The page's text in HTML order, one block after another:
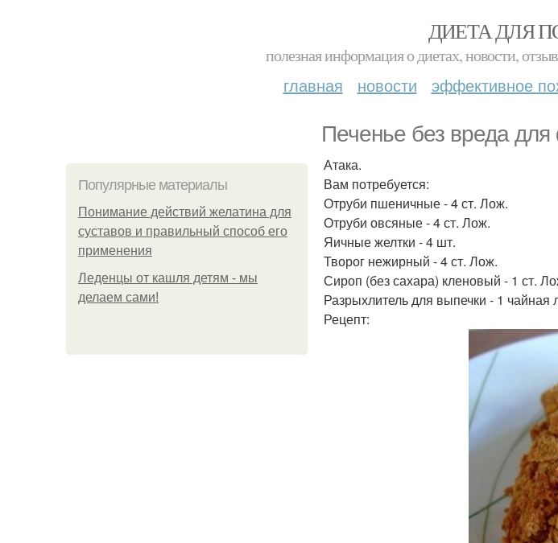
ДИЕТА ДЛЯ
полезная информация о диетах, новости,
главная новости эффективное
Печенье без вреда
Популярные материалы
Понимание действий желатина для
суставов и правильный способ его
применения
Леденцы от кашля детям - мы
делаем сами!
Атака.
Вам потребуется:
Отруби пшеничные - 4 ст. Лож.
Отруби овсяные - 4 ст. Лож.
Яичные желтки - 4 шт.
Творог нежирный - 4 ст. Лож.
Сироп (без сахара) кленовый - 1 ст.
Разрыхлитель для выпечки - 1 чайная
Рецепт: